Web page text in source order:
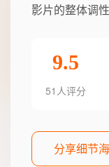
影片的整体调
9.5
51人评分
分享细节